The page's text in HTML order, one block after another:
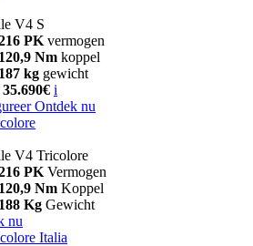
V4 S
PK vermogen
120,9 Nm koppel
187 kg gewicht
i
Ontdek nu
V4 Tricolore
PK Vermogen
120,9 Nm Koppel
188 Kg Gewicht
nu
Italia